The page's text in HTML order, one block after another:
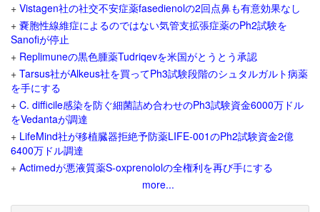
+ Vistagen社の社交不安症薬fasedienolの2回点鼻も有意効果なし
+ 嚢胞性線維症によるのではない気管支拡張症薬のPh2試験を
Sanofiが停止
+ Replimuneの黒色腫薬Tudriqevを米国がとうとう承認
+ Tarsus社がAlkeus社を買ってPh3試験段階のシュタルガルト病薬
を手にする
+ C. difficile感染を防ぐ細菌詰め合わせのPh3試験資金6000万ドル
をVedantaが調達
+ LifeMind社が移植臓器拒絶予防薬LIFE-001のPh2試験資金2億
6400万ドル調達
+ Actimedが悪液質薬S-oxprenololの全権利を再び手にする
more...